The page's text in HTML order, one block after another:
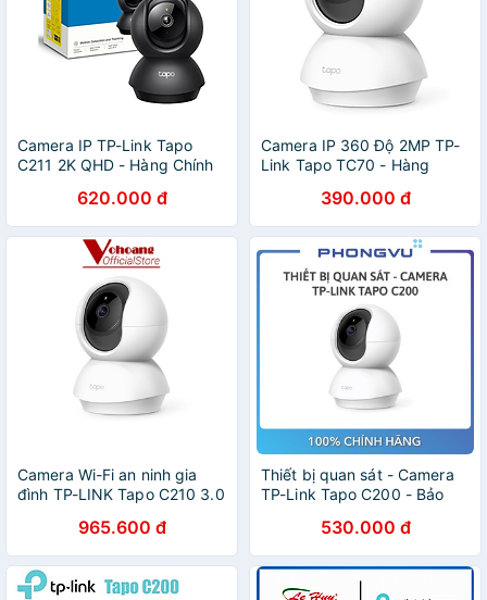
Camera IP TP-Link Tapo
C211 2K QHD - Hàng Chính
620.000 đ
Camera IP 360 Độ 2MP TP-
Link Tapo TC70 - Hàng
390.000 đ
Camera Wi-Fi an ninh gia
đình TP-LINK Tapo C210 3.0
965.600 đ
Thiết bị quan sát - Camera
TP-Link Tapo C200 - Bảo
530.000 đ